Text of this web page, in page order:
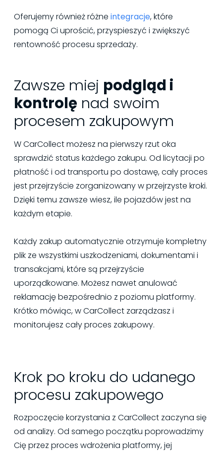
Oferujemy również różne integracje, które
pomogą Ci uprościć, przyspieszyć i zwiększyć
rentowność procesu sprzedaży.
Zawsze miej podgląd i
kontrolę nad swoim
procesem zakupowym
W CarCollect możesz na pierwszy rzut oka
sprawdzić status każdego zakupu. Od licytacji po
płatność i od transportu po dostawę, cały proces
jest przejrzyście zorganizowany w przejrzyste kroki.
Dzięki temu zawsze wiesz, ile pojazdów jest na
każdym etapie.
Każdy zakup automatycznie otrzymuje kompletny
plik ze wszystkimi uszkodzeniami, dokumentami i
transakcjami, które są przejrzyście
uporządkowane. Możesz nawet anulować
reklamację bezpośrednio z poziomu platformy.
Krótko mówiąc, w CarCollect zarządzasz i
monitorujesz cały proces zakupowy.
Krok po kroku do udanego
procesu zakupowego
Rozpoczęcie korzystania z CarCollect zaczyna się
od analizy. Od samego początku poprowadzimy
Cię przez proces wdrożenia platformy, jej